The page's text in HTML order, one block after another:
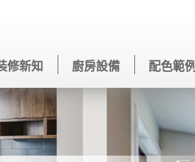
修新知 廚房設備 配色範例